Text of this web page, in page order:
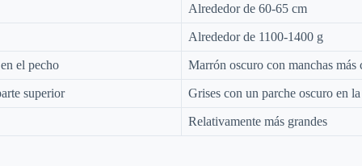
Alrededor de 60-65 cm
Alrededor de 1100-1400 g
el pecho Marrón oscuro con manchas
superior Grises con un parche oscuro en
Relativamente más grandes